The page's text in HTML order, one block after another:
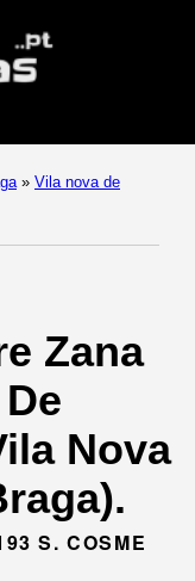
» Vila nova de
Zana
Nova
S. COSME